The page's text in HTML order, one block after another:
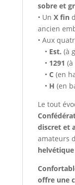
sobre et
• Un X fin
ancien
• Aux
• Est. (à
• 1291
• C (en
• H (en
Le tout
discret et
amateurs
offre une